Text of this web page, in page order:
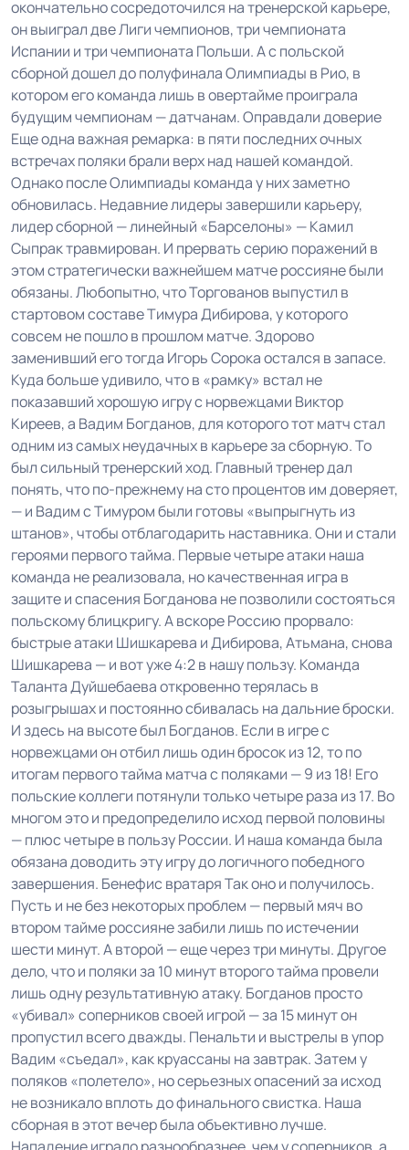
окончательно сосредоточился на тренерской карьере,
он выиграл две Лиги чемпионов, три чемпионата
Испании и три чемпионата Польши. А с польской
сборной дошел до полуфинала Олимпиады в Рио, в
котором его команда лишь в овертайме проиграла
будущим чемпионам — датчанам. Оправдали доверие
Еще одна важная ремарка: в пяти последних очных
встречах поляки брали верх над нашей командой.
Однако после Олимпиады команда у них заметно
обновилась. Недавние лидеры завершили карьеру,
лидер сборной — линейный «Барселоны» — Камил
Сыпрак травмирован. И прервать серию поражений в
этом стратегически важнейшем матче россияне были
обязаны. Любопытно, что Торгованов выпустил в
стартовом составе Тимура Дибирова, у которого
совсем не пошло в прошлом матче. Здорово
заменивший его тогда Игорь Сорока остался в запасе.
Куда больше удивило, что в «рамку» встал не
показавший хорошую игру с норвежцами Виктор
Киреев, а Вадим Богданов, для которого тот матч стал
одним из самых неудачных в карьере за сборную. То
был сильный тренерский ход. Главный тренер дал
понять, что по-прежнему на сто процентов им доверяет,
— и Вадим с Тимуром были готовы «выпрыгнуть из
штанов», чтобы отблагодарить наставника. Они и стали
героями первого тайма. Первые четыре атаки наша
команда не реализовала, но качественная игра в
защите и спасения Богданова не позволили состояться
польскому блицкригу. А вскоре Россию прорвало:
быстрые атаки Шишкарева и Дибирова, Атьмана, снова
Шишкарева — и вот уже 4:2 в нашу пользу. Команда
Таланта Дуйшебаева откровенно терялась в
розыгрышах и постоянно сбивалась на дальние броски.
И здесь на высоте был Богданов. Если в игре с
норвежцами он отбил лишь один бросок из 12, то по
итогам первого тайма матча с поляками — 9 из 18! Его
польские коллеги потянули только четыре раза из 17. Во
многом это и предопределило исход первой половины
— плюс четыре в пользу России. И наша команда была
обязана доводить эту игру до логичного победного
завершения. Бенефис вратаря Так оно и получилось.
Пусть и не без некоторых проблем — первый мяч во
втором тайме россияне забили лишь по истечении
шести минут. А второй — еще через три минуты. Другое
дело, что и поляки за 10 минут второго тайма провели
лишь одну результативную атаку. Богданов просто
«убивал» соперников своей игрой — за 15 минут он
пропустил всего дважды. Пенальти и выстрелы в упор
Вадим «съедал», как круассаны на завтрак. Затем у
поляков «полетело», но серьезных опасений за исход
не возникало вплоть до финального свистка. Наша
сборная в этот вечер была объективно лучше.